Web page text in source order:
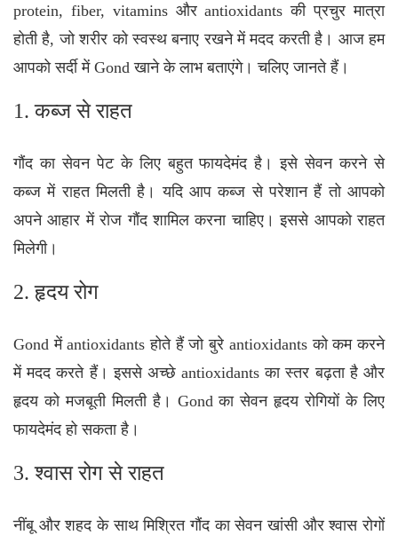
protein, fiber, vitamins और antioxidants की प्रचुर मात्रा
होती है, जो शरीर को स्वस्थ बनाए रखने में मदद करती है। आज हम
आपको सर्दी में Gond खाने के लाभ बताएंगे। चलिए जानते हैं।
1. कब्ज से राहत
गौंद का सेवन पेट के लिए बहुत फायदेमंद है। इसे सेवन करने से
कब्ज में राहत मिलती है। यदि आप कब्ज से परेशान हैं तो आपको
अपने आहार में रोज गौंद शामिल करना चाहिए। इससे आपको राहत
मिलेगी।
2. हृदय रोग
Gond में antioxidants होते हैं जो बुरे antioxidants को कम करने
में मदद करते हैं। इससे अच्छे antioxidants का स्तर बढ़ता है और
हृदय को मजबूती मिलती है। Gond का सेवन हृदय रोगियों के लिए
फायदेमंद हो सकता है।
3. श्वास रोग से राहत
नींबू और शहद के साथ मिश्रित गौंद का सेवन खांसी और श्वास रोगों